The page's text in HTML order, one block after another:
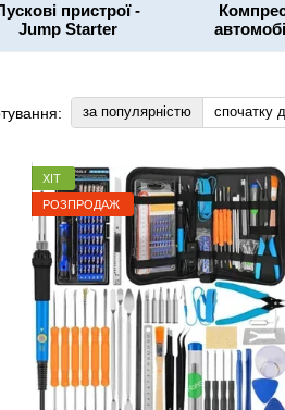
пристрої -
Jump Starter
за популярністю спочатку
ХІТ
РОЗПРОДАЖ